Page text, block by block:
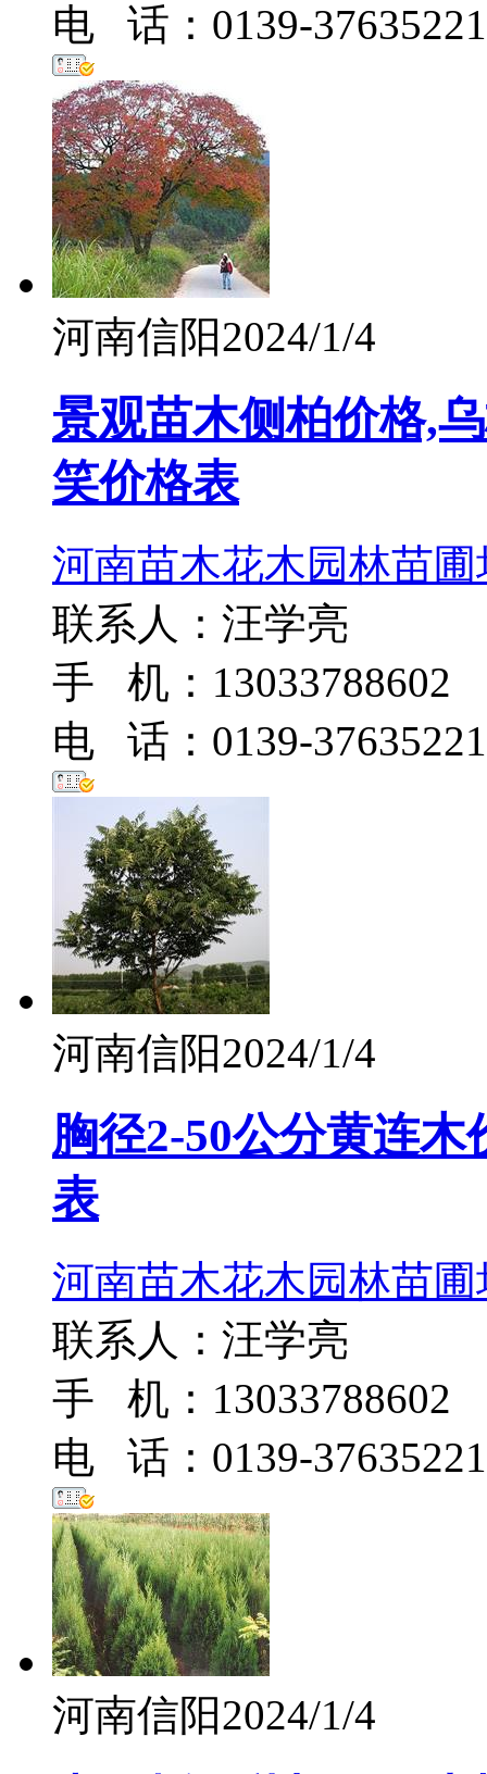
电 话：0139-37635221
河南信阳2024/1/4
景观苗木侧柏价格,
笑价格表
河南苗木花木园林苗圃
联系人：汪学亮
手 机：13033788602
电 话：0139-37635221
河南信阳2024/1/4
胸径2-50公分黄连
表
河南苗木花木园林苗圃
联系人：汪学亮
手 机：13033788602
电 话：0139-37635221
河南信阳2024/1/4